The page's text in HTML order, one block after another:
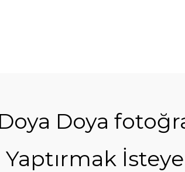
Doya Doya
Yaptırmak